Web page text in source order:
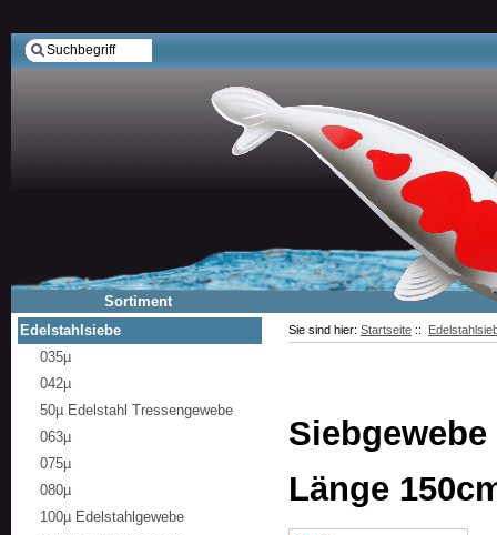
Sie sind hier: Startseite ::
Länge
Sortiment
Edelstahlsiebe
035µ
042µ
50µ Edelstahl Tressengewebe
063µ
075µ
080µ
100µ Edelstahlgewebe